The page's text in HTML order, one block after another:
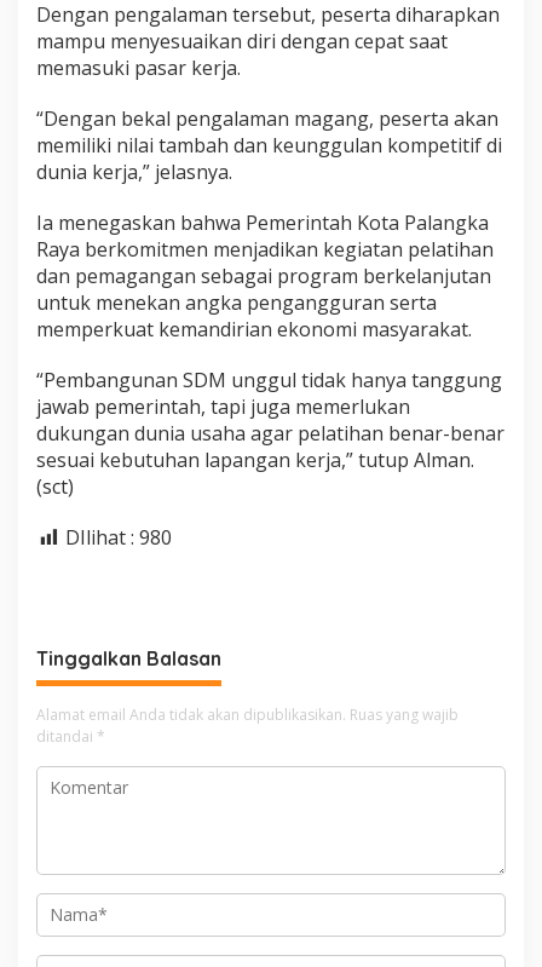
Dengan pengalaman tersebut, peserta diharapkan
mampu menyesuaikan diri dengan cepat saat
memasuki pasar kerja.
“Dengan bekal pengalaman magang, peserta akan
memiliki nilai tambah dan keunggulan kompetitif di
dunia kerja,” jelasnya.
Ia menegaskan bahwa Pemerintah Kota Palangka
Raya berkomitmen menjadikan kegiatan pelatihan
dan pemagangan sebagai program berkelanjutan
untuk menekan angka pengangguran serta
memperkuat kemandirian ekonomi masyarakat.
“Pembangunan SDM unggul tidak hanya tanggung
jawab pemerintah, tapi juga memerlukan
dukungan dunia usaha agar pelatihan benar-benar
sesuai kebutuhan lapangan kerja,” tutup Alman.
(sct)
DIlihat : 980
Tinggalkan Balasan
Alamat email Anda tidak akan dipublikasikan. Ruas yang wajib
ditandai *